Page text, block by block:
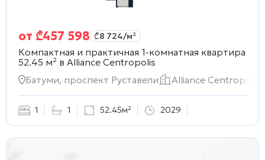
от ₾457 598 ₾8 724/м²
Компактная и практичная 1-комнатная квартира
52.45 м² в Alliance Centropolis
Батуми, проспект Руставели
Alliance Centropolis
1 1 52.45м² 2029